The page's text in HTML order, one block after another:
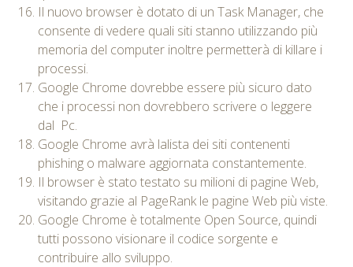
Il nuovo browser è dotato di un Task Manager, che
consente di vedere quali siti stanno utilizzando più
memoria del computer inoltre permetterà di killare i
processi.
Google Chrome dovrebbe essere più sicuro dato
che i processi non dovrebbero scrivere o leggere
dal Pc.
Google Chrome avrà lalista dei siti contenenti
phishing o malware aggiornata constantemente.
Il browser è stato testato su milioni di pagine Web,
visitando grazie al PageRank le pagine Web più viste.
Google Chrome è totalmente Open Source, quindi
tutti possono visionare il codice sorgente e
contribuire allo sviluppo.